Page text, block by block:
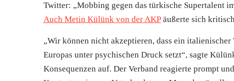
Twitter: „Mobbing gegen das türkische Supertalent
Auch Metin Külünk von der AKP äußerte sich
„Wir können nicht akzeptieren, dass ein
Europas unter psychischen Druck setzt“, sagte
Konsequenzen auf. Der Verband reagierte prompt